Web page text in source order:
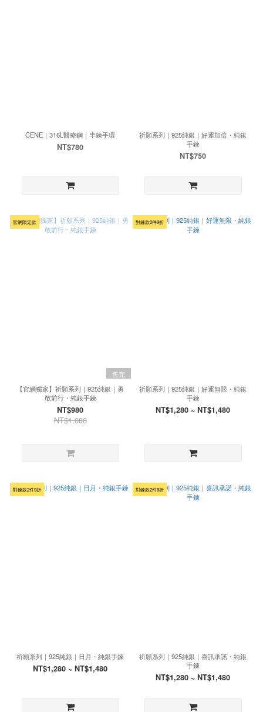
CENE｜316L醫療鋼｜半鍊手環
NT$780
祈願系列｜925純銀｜好運加倍・純銀
手鍊
NT$750
官網限定款
售完
【官網獨家】祈願系列｜925純銀｜勇
敢前行・純銀手鍊
NT$980
NT$1,080
對鍊款2件9折
祈願系列｜925純銀｜好運無限・純銀
手鍊
NT$1,280 ~ NT$1,480
對鍊款2件9折
祈願系列｜925純銀｜日月・純銀手鍊
NT$1,280 ~ NT$1,480
對鍊款2件9折
祈願系列｜925純銀｜喜訊承諾・純銀
手鍊
NT$1,280 ~ NT$1,480